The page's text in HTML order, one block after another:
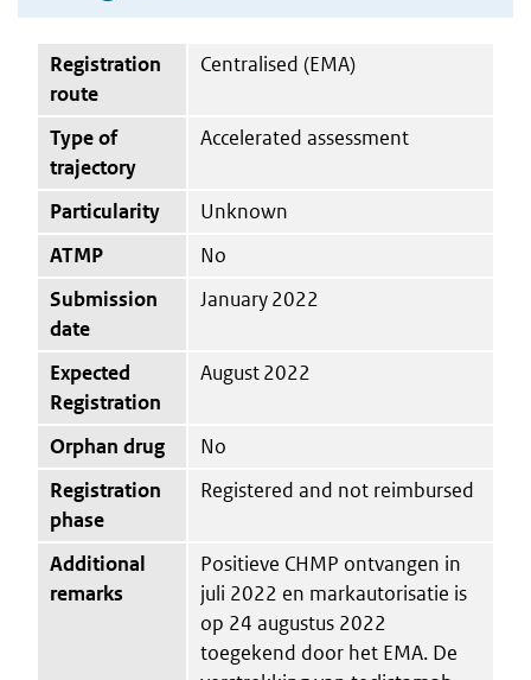
Registration
route
Centralised (EMA)
Type of
trajectory
Accelerated assessment
Particularity
Unknown
ATMP
No
Submission
date
January 2022
Expected
Registration
August 2022
Orphan drug
No
Registration
phase
Registered and not reimbursed
Additional
remarks
Positieve CHMP ontvangen in
juli 2022 en markautorisatie is
op 24 augustus 2022
toegekend door het EMA. De